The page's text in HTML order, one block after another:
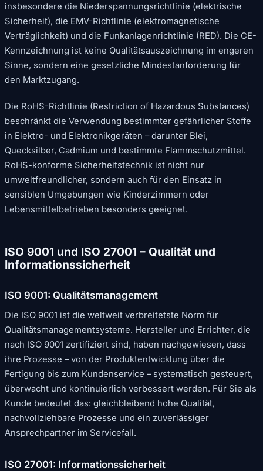
insbesondere die Niederspannungsrichtlinie (elektrische
Sicherheit), die EMV-Richtlinie (elektromagnetische
Verträglichkeit) und die Funkanlagenrichtlinie (RED). Die CE-
Kennzeichnung ist keine Qualitätsauszeichnung im engeren
Sinne, sondern eine gesetzliche Mindestanforderung für
den Marktzugang.
Die RoHS-Richtlinie (Restriction of Hazardous Substances)
beschränkt die Verwendung bestimmter gefährlicher Stoffe
in Elektro- und Elektronikgeräten – darunter Blei,
Quecksilber, Cadmium und bestimmte Flammschutzmittel.
RoHS-konforme Sicherheitstechnik ist nicht nur
umweltfreundlicher, sondern auch für den Einsatz in
sensiblen Umgebungen wie Kinderzimmern oder
Lebensmittelbetrieben besonders geeignet.
ISO 9001 und ISO 27001 – Qualität und
Informationssicherheit
ISO 9001: Qualitätsmanagement
Die ISO 9001 ist die weltweit verbreitetste Norm für
Qualitätsmanagementsysteme. Hersteller und Errichter, die
nach ISO 9001 zertifiziert sind, haben nachgewiesen, dass
ihre Prozesse – von der Produktentwicklung über die
Fertigung bis zum Kundenservice – systematisch gesteuert,
überwacht und kontinuierlich verbessert werden. Für Sie als
Kunde bedeutet das: gleichbleibend hohe Qualität,
nachvollziehbare Prozesse und ein zuverlässiger
Ansprechpartner im Servicefall.
ISO 27001: Informationssicherheit